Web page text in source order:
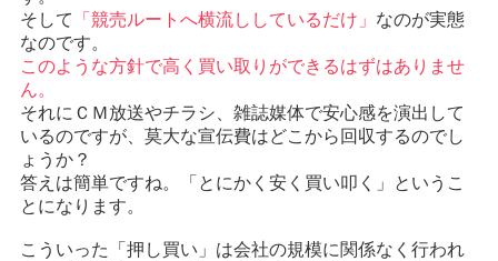
そして
「競売ルートへ横流ししているだけ」 なのが実態
なのです。
このような方針で高く買い取りができるはずはありませ
ん。
それにＣＭ放送やチラシ、雑誌媒体で安心感を演出して
いるのですが、莫大な宣伝費はどこから回収するのでし
ょうか？
答えは簡単ですね。「とにかく安く買い叩く」というこ
とになります。
こういった「押し買い」は会社の規模に関係なく行われ